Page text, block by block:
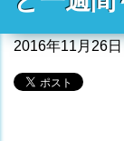
2016年11月26日